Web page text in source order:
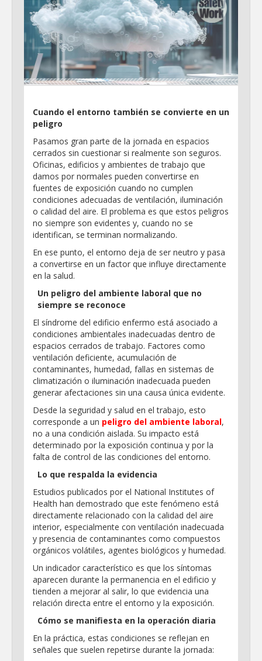
Infografías
Noticias
Sociales
Safety Solutions
Cuando el entorno también se convierte en un
peligro
Pasamos gran parte de la jornada en espacios
cerrados sin cuestionar si realmente son seguros.
Oficinas, edificios y ambientes de trabajo que
damos por normales pueden convertirse en
fuentes de exposición cuando no cumplen
condiciones adecuadas de ventilación, iluminación
o calidad del aire. El problema es que estos peligros
no siempre son evidentes y, cuando no se
identifican, se terminan normalizando.
En ese punto, el entorno deja de ser neutro y pasa
a convertirse en un factor que influye directamente
en la salud.
Un peligro del ambiente laboral que no
siempre se reconoce
El síndrome del edificio enfermo está asociado a
condiciones ambientales inadecuadas dentro de
espacios cerrados de trabajo. Factores como
ventilación deficiente, acumulación de
contaminantes, humedad, fallas en sistemas de
climatización o iluminación inadecuada pueden
generar afectaciones sin una causa única evidente.
Desde la seguridad y salud en el trabajo, esto
corresponde a un peligro del ambiente laboral,
no a una condición aislada. Su impacto está
determinado por la exposición continua y por la
falta de control de las condiciones del entorno.
Lo que respalda la evidencia
Estudios publicados por el National Institutes of
Health han demostrado que este fenómeno está
directamente relacionado con la calidad del aire
interior, especialmente con ventilación inadecuada
y presencia de contaminantes como compuestos
orgánicos volátiles, agentes biológicos y humedad.
Un indicador característico es que los síntomas
aparecen durante la permanencia en el edificio y
tienden a mejorar al salir, lo que evidencia una
relación directa entre el entorno y la exposición.
Cómo se manifiesta en la operación diaria
En la práctica, estas condiciones se reflejan en
señales que suelen repetirse durante la jornada: